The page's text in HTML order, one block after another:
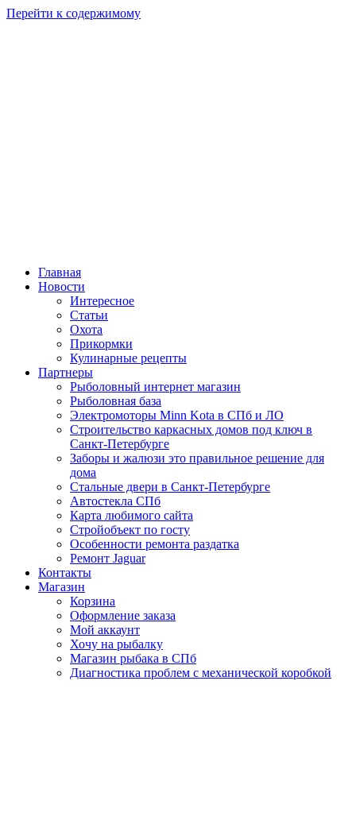
Перейти к содержимому
Главная
Новости
Интересное
Статьи
Охота
Прикормки
Кулинарные рецепты
Партнеры
Рыболовный интернет магазин
Рыболовная база
Электромоторы Minn Kota в СПб и ЛО
Строительство каркасных домов под ключ в
Санкт-Петербурге
Заборы и жалюзи это правильное решение для
дома
Стальные двери в Санкт-Петербурге
Автостекла СПб
Карта любимого сайта
Стройобъект по госту
Особенности ремонта раздатка
Ремонт Jaguar
Контакты
Магазин
Корзина
Оформление заказа
Мой аккаунт
Хочу на рыбалку
Магазин рыбака в СПб
Диагностика проблем с механической коробкой